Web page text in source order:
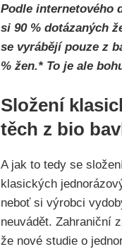
Podle internetového
si 90 % dotázaných
se vyrábějí pouze z
% žen.* To je ale
Složení
těch z bio
A jak to tedy se
klasických
neboť si výrobci
neuvádět. Zahraniční
že nové studie o